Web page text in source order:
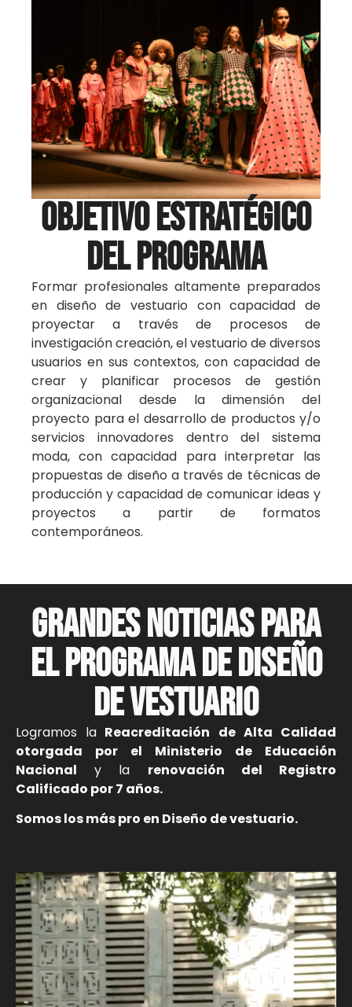
OBJETIVO ESTRATÉGICO
DEL PROGRAMA
Formar profesionales altamente preparados
en diseño de vestuario con capacidad de
proyectar a través de procesos de
investigación creación, el vestuario de diversos
usuarios en sus contextos, con capacidad de
crear y planificar procesos de gestión
organizacional desde la dimensión del
proyecto para el desarrollo de productos y/o
servicios innovadores dentro del sistema
moda, con capacidad para interpretar las
propuestas de diseño a través de técnicas de
producción y capacidad de comunicar ideas y
proyectos a partir de formatos
contemporáneos.
GRANDES NOTICIAS PARA
EL PROGRAMA DE DISEÑO
DE VESTUARIO
Logramos la Reacreditación de Alta Calidad
otorgada por el Ministerio de Educación
Nacional y la renovación del Registro
Calificado por 7 años.
Somos los más pro en Diseño de vestuario.